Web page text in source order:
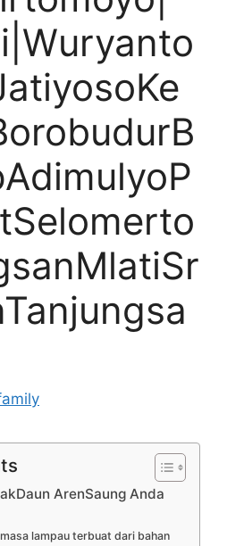
ArenSaung Anda
lampau terbuat dari bahan